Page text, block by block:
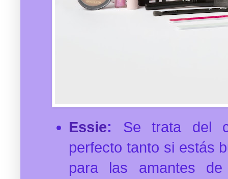
Essie: Se trata del
perfecto tanto si estás
para las amantes